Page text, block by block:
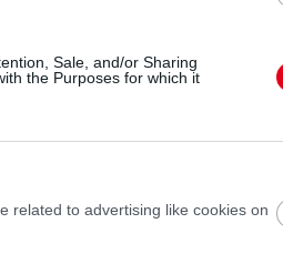
Sale, and/or Sharing
the Purposes for which it
related to advertising like cookies on